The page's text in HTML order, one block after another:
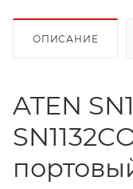
ОПИСАНИЕ
ATEN